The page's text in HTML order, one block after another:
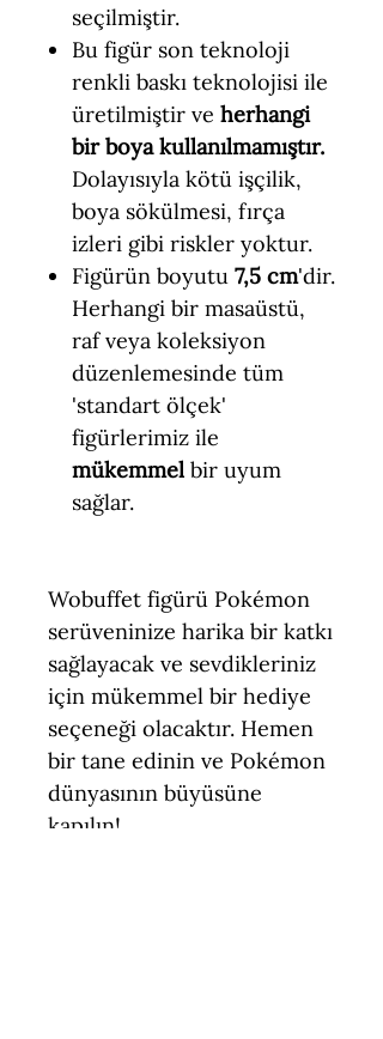
seçilmiştir.
Bu figür son teknoloji
renkli baskı teknolojisi ile
üretilmiştir ve herhangi
bir boya kullanılmamıştır.
Dolayısıyla kötü işçilik,
boya sökülmesi, fırça
izleri gibi riskler yoktur.
Figürün boyutu 7,5 cm'dir.
Herhangi bir masaüstü,
raf veya koleksiyon
düzenlemesinde tüm
'standart ölçek'
figürlerimiz ile
mükemmel bir uyum
sağlar.
Wobuffet figürü Pokémon
serüveninize harika bir katkı
sağlayacak ve sevdikleriniz
için mükemmel bir hediye
seçeneği olacaktır. Hemen
bir tane edinin ve Pokémon
dünyasının büyüsüne
kapılın!